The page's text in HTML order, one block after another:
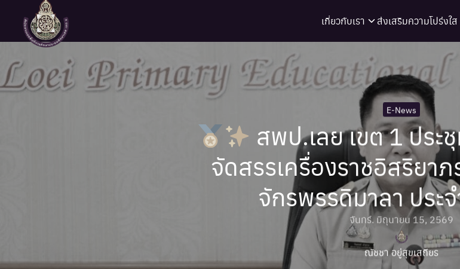
content
เกี่ยวกับเรา ส่งเสริมความโปร่งใส
for:
E-News
สพป.เลย เขต 1 ปร
จัดสรรเครื่องราชอิสริยา
จักรพรรดิมาลา ประ
จันทร์. มิถุนายน 15, 2569
ณัชชา อยู่สุขเสถียร